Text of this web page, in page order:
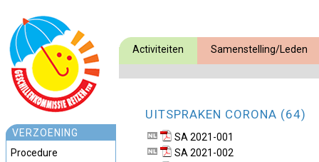
VERZOENING
Procedure
Activiteiten Samenstelling/Leden
UITSPRAKEN CORONA (64)
SA 2021-001
SA 2021-002